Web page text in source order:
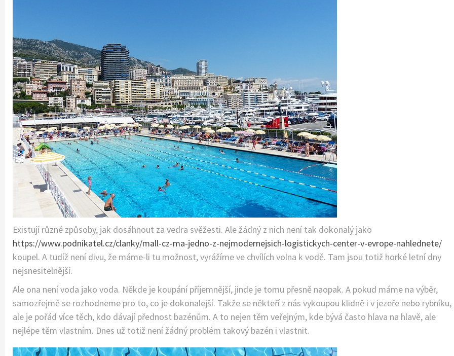
Existují různé způsoby, jak dosáhnout za vedra svěžesti. Ale žádný z nich není tak dokonalý jako
https://www.podnikatel.cz/clanky/mall-cz-ma-jedno-z-nejmodernejsich-logistickych-center-v-evrope-nahlednete/
koupel. A tudíž není divu, že máme-li tu možnost, vyrážíme ve chvílích volna k vodě. Tam jsou totiž horké letní dny
nejsnesitelnější.
Ale ona není voda jako voda. Někde je koupání příjemnější, jinde je tomu přesně naopak. A pokud máme na výběr,
samozřejmě se rozhodneme pro to, co je dokonalejší. Takže se někteří z nás vykoupou klidně i v jezeře nebo rybníku,
ale je pořád více těch, kdo dávají přednost bazénům. A to nejen těm veřejným, kde bývá často hlava na hlavě, ale
nejlépe těm vlastním. Dnes už totiž není žádný problém takový bazén i vlastnit.